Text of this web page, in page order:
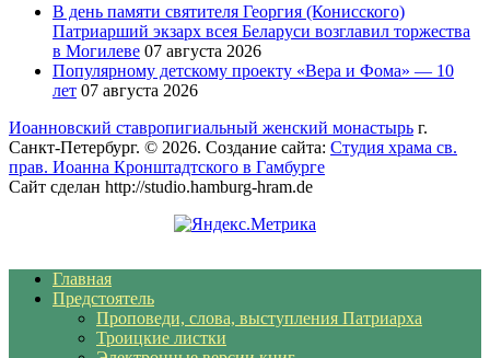
В день памяти святителя Георгия (Конисского)
Патриарший экзарх всея Беларуси возглавил торжества
в Могилеве 07 августа 2026
Популярному детскому проекту «Вера и Фома» — 10
лет 07 августа 2026
Иоанновский ставропигиальный женский монастырь г.
Санкт-Петербург. © 2026. Создание сайта: Студия храма св.
прав. Иоанна Кронштадтского в Гамбурге
Сайт сделан http://studio.hamburg-hram.de
Главная
Предстоятель
Проповеди, слова, выступления Патриарха
Троицкие листки